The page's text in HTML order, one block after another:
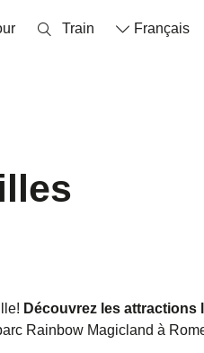
Train Français
Découvrez les attractions
Rainbow Magicland à